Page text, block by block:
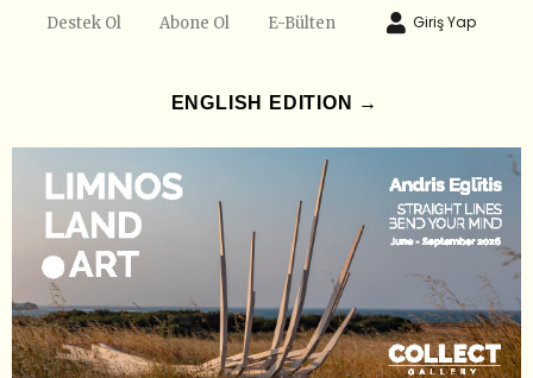
Destek Ol Abone Ol E-Bülten Giriş Yap
ENGLISH EDITION →